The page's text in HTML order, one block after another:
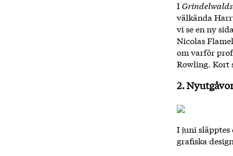
I
välkända
vi se en ny
Nicolas
om varför
Rowling. Kort
2.
I juni släpptes
grafiska